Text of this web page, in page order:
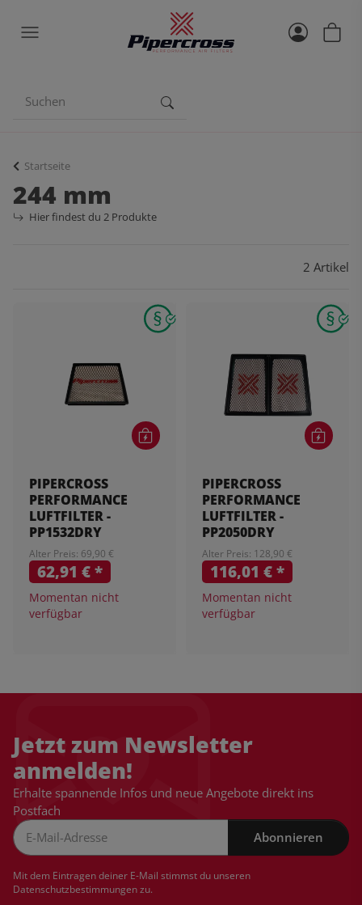
Startseite
244 mm
Hier findest du 2 Produkte
2 Artikel
PIPERCROSS
PERFORMANCE
LUFTFILTER -
PP1532DRY
Alter Preis: 69,90 €
62,91 €*
Momentan nicht
verfügbar
PIPERCROSS
PERFORMANCE
LUFTFILTER -
PP2050DRY
Alter Preis: 128,90 €
116,01 €*
Momentan nicht
verfügbar
Jetzt zum Newsletter
anmelden!
Erhalte spannende Infos und neue Angebote direkt ins
Postfach
Abonnieren
Mit dem Eintragen deiner E-Mail stimmst du unseren
Datenschutzbestimmungenzu.